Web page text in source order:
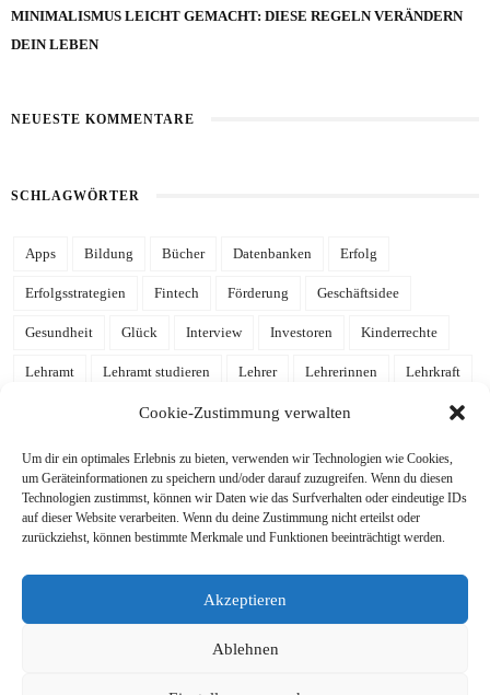
Cookie-Zustimmung verwalten
Um dir ein optimales Erlebnis zu bieten, verwenden wir Technologien wie Cookies,
um Geräteinformationen zu speichern und/oder darauf zuzugreifen. Wenn du diesen
Technologien zustimmst, können wir Daten wie das Surfverhalten oder eindeutige IDs
auf dieser Website verarbeiten. Wenn du deine Zustimmung nicht erteilst oder
zurückziehst, können bestimmte Merkmale und Funktionen beeinträchtigt werden.
Akzeptieren
Ablehnen
MINIMALISMUS LEICHT GEMACHT: DIESE REGELN VERÄNDERN
DEIN LEBEN
NEUESTE KOMMENTARE
SCHLAGWÖRTER
Apps Bildung Bücher Datenbanken Erfolg
Erfolgsstrategien Fintech Förderung Geschäftsidee
Gesundheit Glück Interview Investoren Kinderrechte
Lehramt Lehramt studieren Lehrer Lehrerinnen Lehrkraft
Mathe Mathematik mehr Zeit
Notion Template Produktivität Referendariat Schulalltag
Schule Schulgelaber Schulleben Schulleitung Schüler
Schülerinnen Stressabbau Studieren Studium Tools